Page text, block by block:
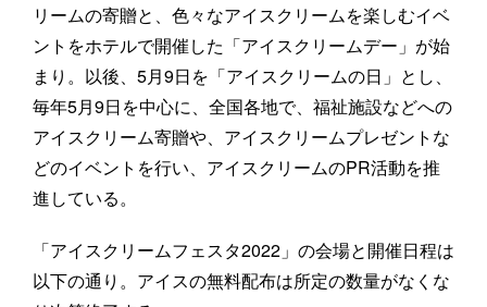
リームの寄贈と、色々なアイスクリームを楽しむイベ
ントをホテルで開催した「アイスクリームデー」が始
まり。以後、5月9日を「アイスクリームの日」とし、
毎年5月9日を中心に、全国各地で、福祉施設などへの
アイスクリーム寄贈や、アイスクリームプレゼントな
どのイベントを行い、アイスクリームのPR活動を推
進している。
「アイスクリームフェスタ2022」の会場と開催日程は
以下の通り。アイスの無料配布は所定の数量がなくな